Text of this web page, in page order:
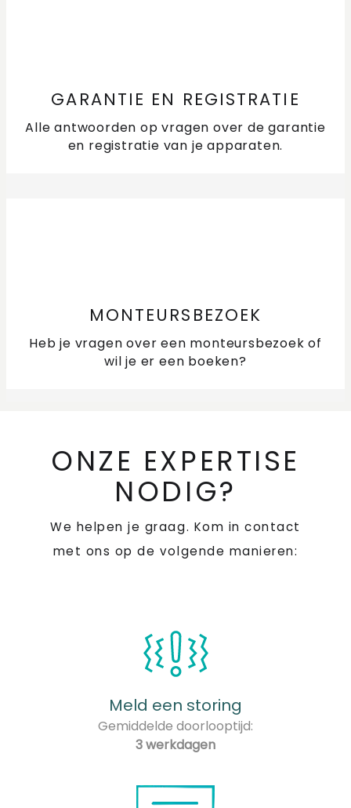
GARANTIE EN REGISTRATIE
Alle antwoorden op vragen over de garantie
en registratie van je apparaten.
MONTEURSBEZOEK
Heb je vragen over een monteursbezoek of
wil je er een boeken?
ONZE EXPERTISE
NODIG?
We helpen je graag. Kom in contact
met ons op de volgende manieren:
Meld een storing
Gemiddelde doorlooptijd:
3 werkdagen